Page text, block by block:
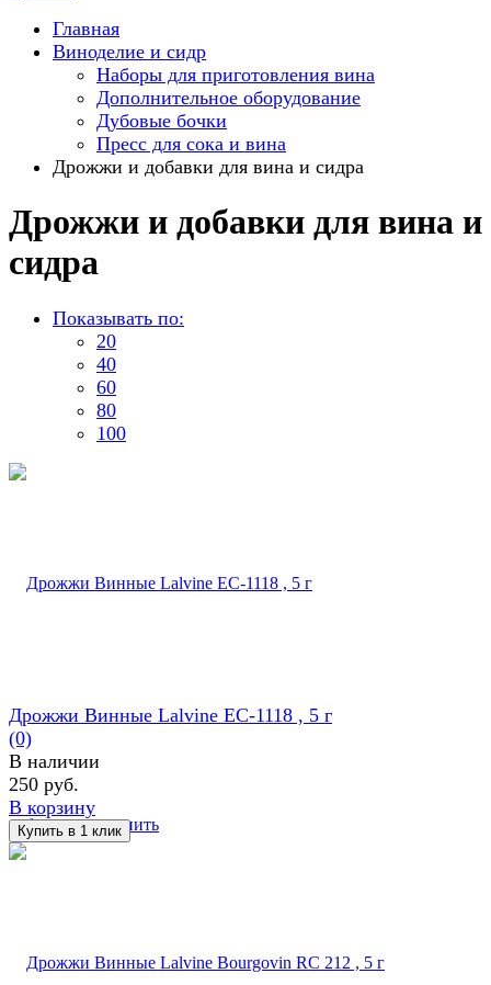
Главная
Виноделие и сидр
Наборы для приготовления вина
Дополнительное оборудование
Дубовые бочки
Пресс для сока и вина
Дрожжи и добавки для вина и сидра
Дрожжи и добавки для вина и
сидра
Показывать по:
20
40
60
80
100
избранное сравнить
Дрожжи Винные Lalvine EC-1118 , 5 г
(0)
В наличии
250 руб.
В корзину